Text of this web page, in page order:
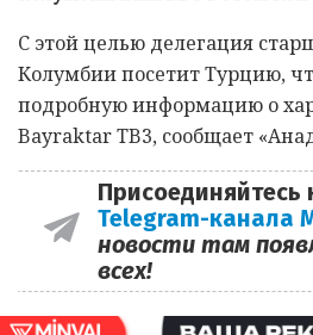
С этой целью делегация
Колумбии посетит Турцию,
подробную информацию о
Bayraktar TB3, сообщает
Присоединяйтесь
Telegram-канала
новости там
всех!